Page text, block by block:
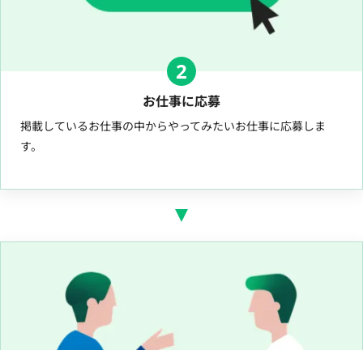
2
お仕事に応募
掲載しているお仕事の中からやってみたいお仕事に応募しま
す。